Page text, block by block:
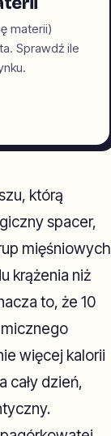
materii)
Sprawdź ile
którą
spacer,
mięśniowych
krążenia niż
to, że 10
więcej kalorii
cały dzień,